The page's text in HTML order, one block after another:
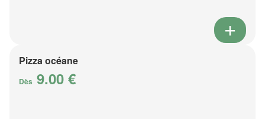
Pizza océane
Dès 9.00 €